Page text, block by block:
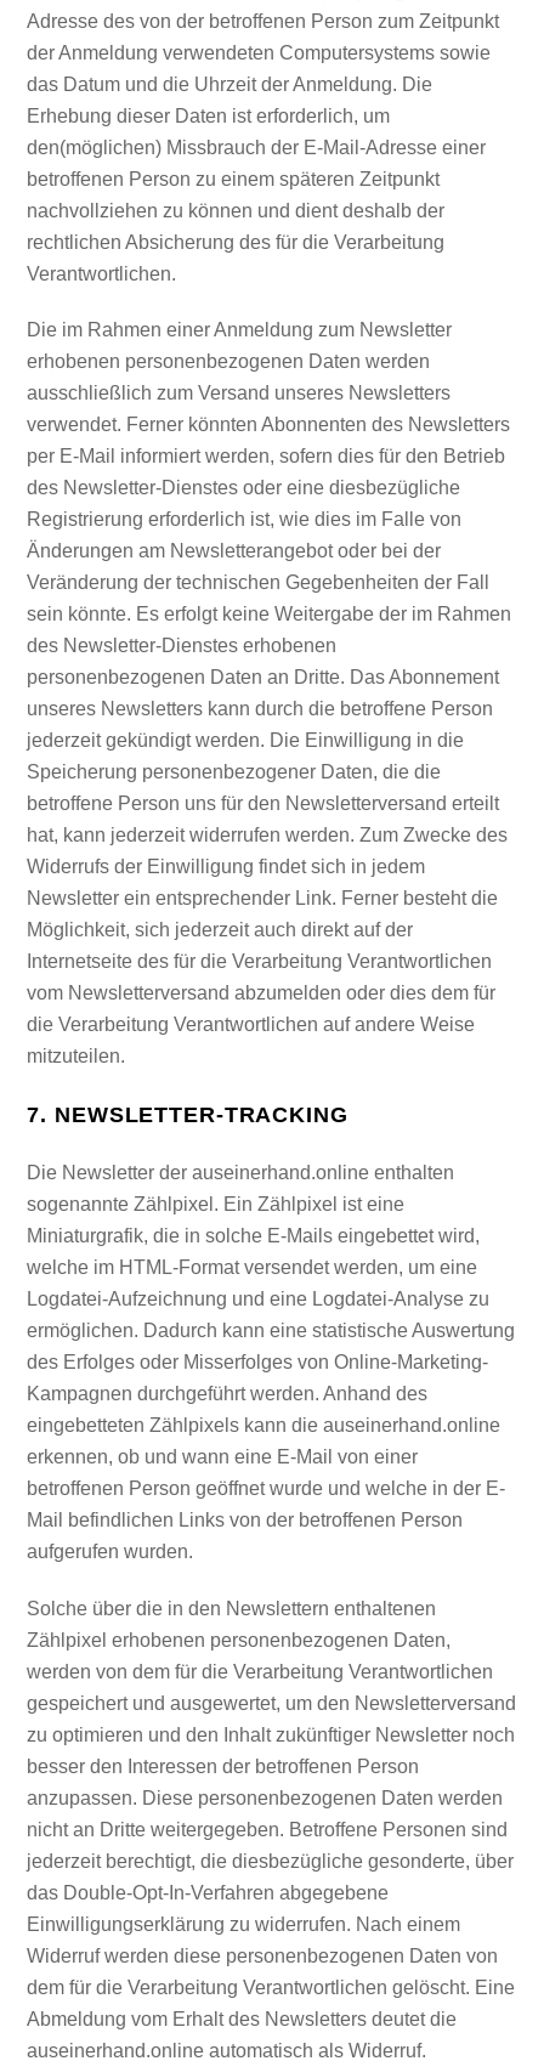
Adresse des von der betroffenen Person zum Zeitpunkt
der Anmeldung verwendeten Computersystems sowie
das Datum und die Uhrzeit der Anmeldung. Die
Erhebung dieser Daten ist erforderlich, um
den(möglichen) Missbrauch der E-Mail-Adresse einer
betroffenen Person zu einem späteren Zeitpunkt
nachvollziehen zu können und dient deshalb der
rechtlichen Absicherung des für die Verarbeitung
Verantwortlichen.
Die im Rahmen einer Anmeldung zum Newsletter
erhobenen personenbezogenen Daten werden
ausschließlich zum Versand unseres Newsletters
verwendet. Ferner könnten Abonnenten des Newsletters
per E-Mail informiert werden, sofern dies für den Betrieb
des Newsletter-Dienstes oder eine diesbezügliche
Registrierung erforderlich ist, wie dies im Falle von
Änderungen am Newsletterangebot oder bei der
Veränderung der technischen Gegebenheiten der Fall
sein könnte. Es erfolgt keine Weitergabe der im Rahmen
des Newsletter-Dienstes erhobenen
personenbezogenen Daten an Dritte. Das Abonnement
unseres Newsletters kann durch die betroffene Person
jederzeit gekündigt werden. Die Einwilligung in die
Speicherung personenbezogener Daten, die die
betroffene Person uns für den Newsletterversand erteilt
hat, kann jederzeit widerrufen werden. Zum Zwecke des
Widerrufs der Einwilligung findet sich in jedem
Newsletter ein entsprechender Link. Ferner besteht die
Möglichkeit, sich jederzeit auch direkt auf der
Internetseite des für die Verarbeitung Verantwortlichen
vom Newsletterversand abzumelden oder dies dem für
die Verarbeitung Verantwortlichen auf andere Weise
mitzuteilen.
7. NEWSLETTER-TRACKING
Die Newsletter der auseinerhand.online enthalten
sogenannte Zählpixel. Ein Zählpixel ist eine
Miniaturgrafik, die in solche E-Mails eingebettet wird,
welche im HTML-Format versendet werden, um eine
Logdatei-Aufzeichnung und eine Logdatei-Analyse zu
ermöglichen. Dadurch kann eine statistische Auswertung
des Erfolges oder Misserfolges von Online-Marketing-
Kampagnen durchgeführt werden. Anhand des
eingebetteten Zählpixels kann die auseinerhand.online
erkennen, ob und wann eine E-Mail von einer
betroffenen Person geöffnet wurde und welche in der E-
Mail befindlichen Links von der betroffenen Person
aufgerufen wurden.
Solche über die in den Newslettern enthaltenen
Zählpixel erhobenen personenbezogenen Daten,
werden von dem für die Verarbeitung Verantwortlichen
gespeichert und ausgewertet, um den Newsletterversand
zu optimieren und den Inhalt zukünftiger Newsletter noch
besser den Interessen der betroffenen Person
anzupassen. Diese personenbezogenen Daten werden
nicht an Dritte weitergegeben. Betroffene Personen sind
jederzeit berechtigt, die diesbezügliche gesonderte, über
das Double-Opt-In-Verfahren abgegebene
Einwilligungserklärung zu widerrufen. Nach einem
Widerruf werden diese personenbezogenen Daten von
dem für die Verarbeitung Verantwortlichen gelöscht. Eine
Abmeldung vom Erhalt des Newsletters deutet die
auseinerhand.online automatisch als Widerruf.